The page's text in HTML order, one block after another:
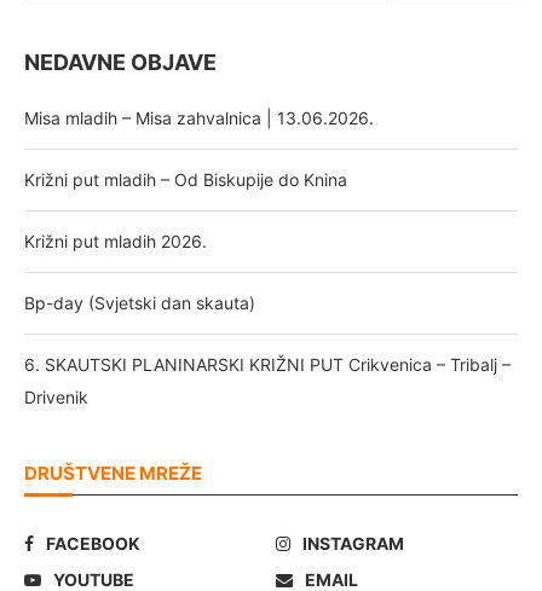
NEDAVNE OBJAVE
Misa mladih – Misa zahvalnica | 13.06.2026.
Križni put mladih – Od Biskupije do Knina
Križni put mladih 2026.
Bp-day (Svjetski dan skauta)
6. SKAUTSKI PLANINARSKI KRIŽNI PUT Crikvenica – Tribalj –
Drivenik
DRUŠTVENE MREŽE
FACEBOOK
INSTAGRAM
YOUTUBE
EMAIL